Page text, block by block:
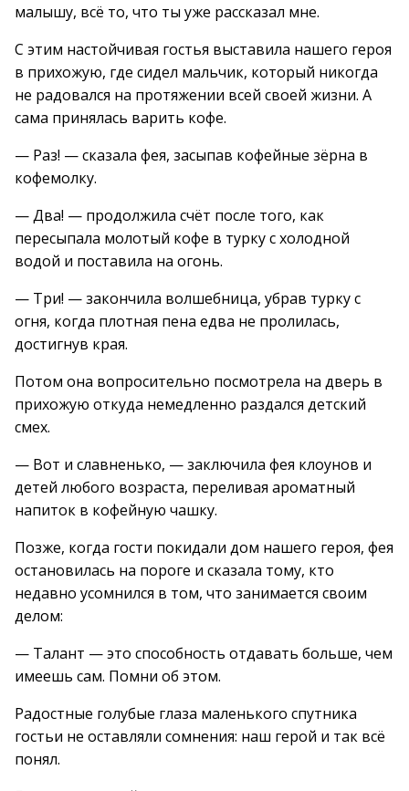
малышу, всё то, что ты уже рассказал мне.
С этим настойчивая гостья выставила нашего героя
в прихожую, где сидел мальчик, который никогда
не радовался на протяжении всей своей жизни. А
сама принялась варить кофе.
— Раз! — сказала фея, засыпав кофейные зёрна в
кофемолку.
— Два! — продолжила счёт после того, как
пересыпала молотый кофе в турку с холодной
водой и поставила на огонь.
— Три! — закончила волшебница, убрав турку с
огня, когда плотная пена едва не пролилась,
достигнув края.
Потом она вопросительно посмотрела на дверь в
прихожую откуда немедленно раздался детский
смех.
— Вот и славненько, — заключила фея клоунов и
детей любого возраста, переливая ароматный
напиток в кофейную чашку.
Позже, когда гости покидали дом нашего героя, фея
остановилась на пороге и сказала тому, кто
недавно усомнился в том, что занимается своим
делом:
— Талант — это способность отдавать больше, чем
имеешь сам. Помни об этом.
Радостные голубые глаза маленького спутника
гостьи не оставляли сомнения: наш герой и так всё
понял.